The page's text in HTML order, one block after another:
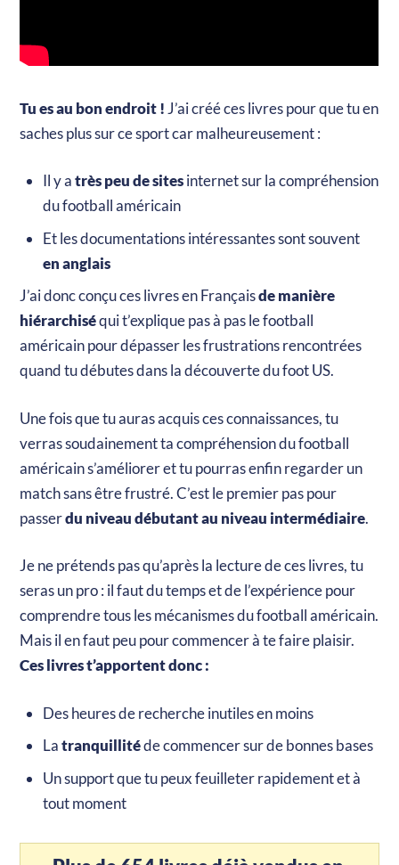
Tu es au bon endroit ! J’ai créé ces livres pour que tu en
saches plus sur ce sport car malheureusement :
Il y atrès peu de sitesinternet sur la compréhension
du football américain
Et les documentations intéressantes sont souvent
en anglais
J’ai donc conçu ces livres en Françaisde manière
hiérarchiséqui t’explique pas à pas le football
américain pour dépasser les frustrations rencontrées
quand tu débutes dans la découverte du foot US.
Une fois que tu auras acquis ces connaissances, tu
verras soudainement ta compréhension du football
américain s’améliorer et tu pourras enfin regarder un
match sans être frustré. C’est le premier pas pour
passerdu niveau débutant au niveau intermédiaire.
Je ne prétends pas qu’après la lecture de ces livres, tu
seras un pro : il faut du temps et de l’expérience pour
comprendre tous les mécanismes du football américain.
Mais il en faut peu pour commencer à te faire plaisir.
Ces livres t’apportent donc :
Des heures de recherche inutiles en moins
Latranquillitéde commencer sur de bonnes bases
Un support que tu peux feuilleter rapidement et à
tout moment